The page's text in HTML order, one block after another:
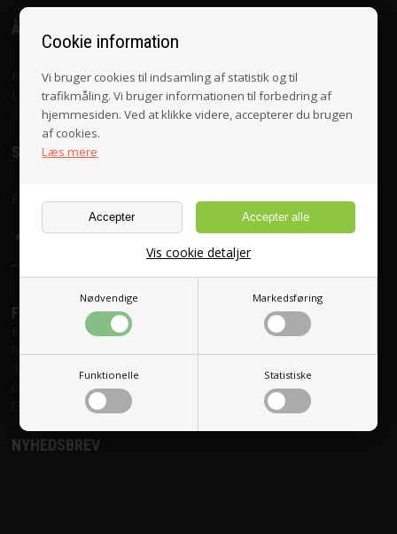
Cookie information
Vi bruger cookies til indsamling af statistik og til
trafikmåling. Vi bruger informationen til forbedring af
hjemmesiden. Ved at klikke videre, accepterer du brugen
af cookies.
Læs mere
Nødvendige Markedsføring
Funktionelle Statistiske
Vis cookie detaljer
VILKÅR
SØGNING
KUNDECENTER
FAVORIT
ÅBNINGSTIDER
Mandag til fredag 10.30 - 17.30
Lørdag 10.00 - 16.00
Se vedr. helligdage her
SOCIALE MEDIER
Følg med på
FRAGT
Brevforsendelse (8-10 dages levering): kr. 29,-
GLS levering til shop og erhvervsadresse (1-2 dages levering): kr.
GLS levering til hjemme adresse (1-2 dages levering): kr.75
Gratis forsendelse ved køb over kr. 500,- (levering i Danmark)
NYHEDSBREV